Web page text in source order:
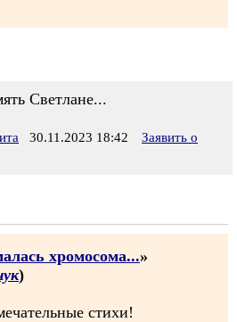
Светлане...
30.11.2023 18:42
Заявить о
хромосома...»
)
стихи!